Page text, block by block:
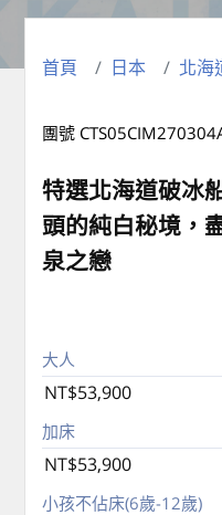
首頁 日本 北海
團號
特選北海道破冰
頭的純白秘境，
泉之戀
大人
NT$53,900
加床
NT$53,900
小孩不佔床(6歲-12歲)